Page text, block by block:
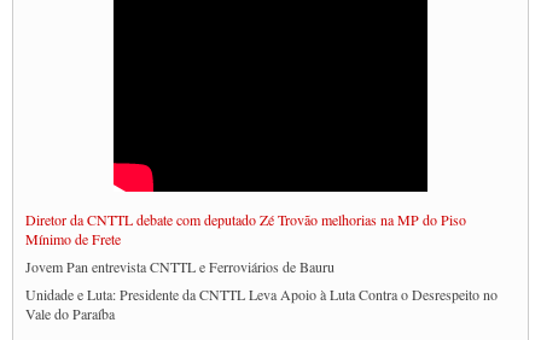
Diretor da CNTTL debate com deputado Zé Trovão melhorias na MP do Piso
Mínimo de Frete
Jovem Pan entrevista CNTTL e Ferroviários de Bauru
Unidade e Luta: Presidente da CNTTL Leva Apoio à Luta Contra o Desrespeito no
Vale do Paraíba